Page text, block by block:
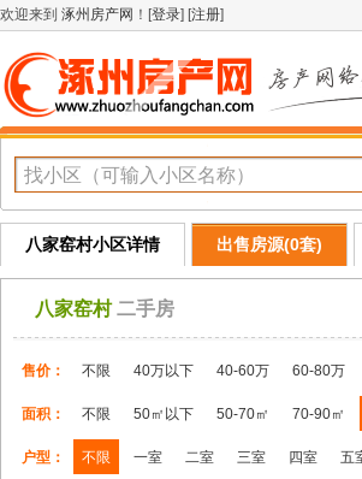
欢迎来到 涿州房产网 ！[登录] [注册]
八家窑村小区详情 出售房源(0套)
八家窑村 二手房
售价： 不限 40万以下 40-60万 60-80万
面积： 不限 50㎡以下 50-70㎡ 70-90㎡
户型： 不限 一室 二室 三室 四室 五